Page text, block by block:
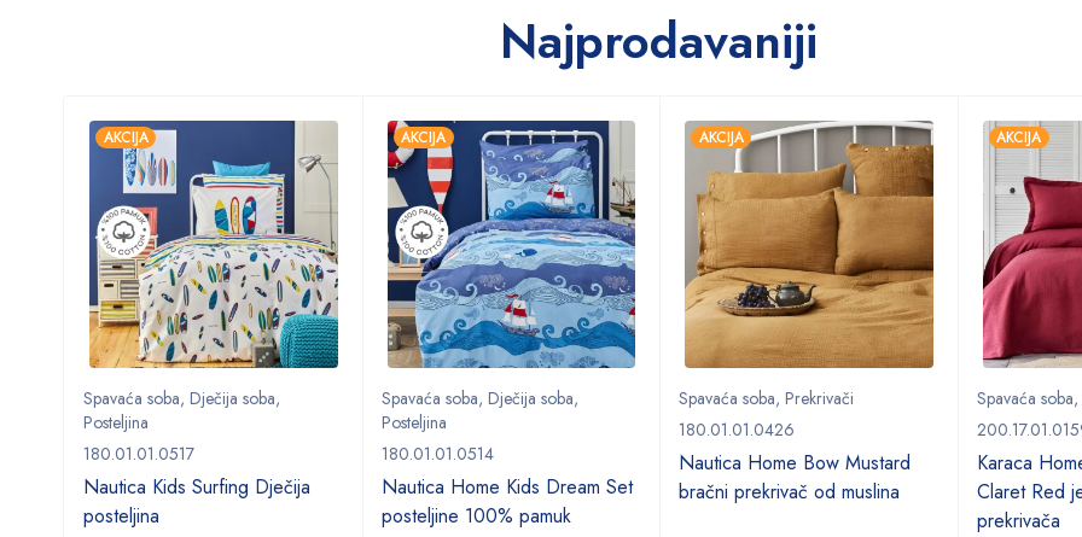
Najprodavaniji
AKCIJA
Spavaća soba, Dječija soba,
Posteljina
180.01.01.0517
Nautica Kids Surfing Dječija
posteljina
AKCIJA
Spavaća soba, Dječija soba,
Posteljina
180.01.01.0514
Nautica Home Kids Dream Set
posteljine 100% pamuk
AKCIJA
Spavaća soba, Prekrivači
180.01.01.0426
Nautica Home Bow Mustard
bračni prekrivač od muslina
AKCIJA
Spavaća soba,
Karaca
Claret Red
prekrivača